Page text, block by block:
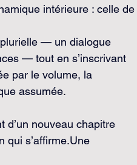
intérieure : celle de
— un dialogue
— tout en s’inscrivant
par le volume, la
assumée.
d’un nouveau chapitre
qui s’affirme.Une